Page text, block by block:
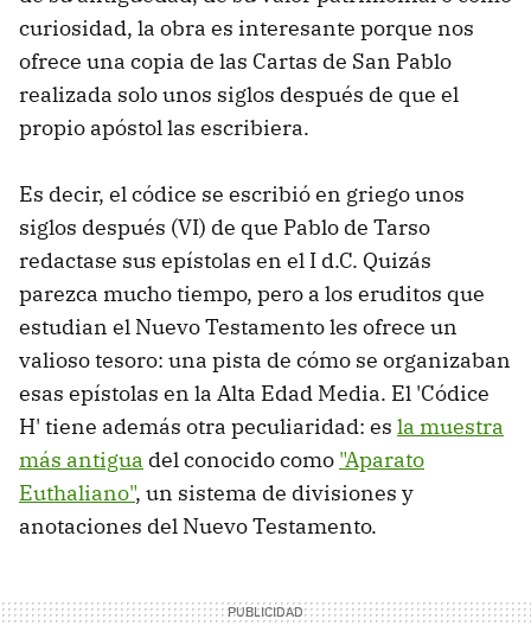
curiosidad, la obra es interesante porque nos
ofrece una copia de las Cartas de San Pablo
realizada solo unos siglos después de que el
propio apóstol las escribiera.
Es decir, el códice se escribió en griego unos
siglos después (VI) de que Pablo de Tarso
redactase sus epístolas en el I d.C. Quizás
parezca mucho tiempo, pero a los eruditos que
estudian el Nuevo Testamento les ofrece un
valioso tesoro: una pista de cómo se organizaban
esas epístolas en la Alta Edad Media. El 'Códice
H' tiene además otra peculiaridad: es la muestra
más antigua del conocido como "Aparato
Euthaliano", un sistema de divisiones y
anotaciones del Nuevo Testamento.